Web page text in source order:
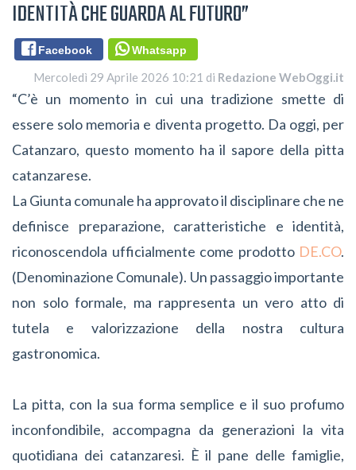
IDENTITÀ CHE GUARDA AL FUTURO”
Facebook Whatsapp
Mercoledì 29 Aprile 2026 10:21 di Redazione WebOggi.it
“C’è un momento in cui una tradizione smette di
essere solo memoria e diventa progetto. Da oggi, per
Catanzaro, questo momento ha il sapore della pitta
catanzarese.
La Giunta comunale ha approvato il disciplinare che ne
definisce preparazione, caratteristiche e identità,
riconoscendola ufficialmente come prodottoDE.CO.
(Denominazione Comunale). Un passaggio importante
non solo formale, ma rappresenta un vero atto di
tutela e valorizzazione della nostra cultura
gastronomica.
La pitta, con la sua forma semplice e il suo profumo
inconfondibile, accompagna da generazioni la vita
quotidiana dei catanzaresi. È il pane delle famiglie,